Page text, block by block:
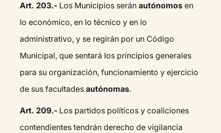
Art. 203.- Los Municipios serán autónomos en
lo económico, en lo técnico y en lo
administrativo, y se regirán por un Código
Municipal, que sentará los principios generales
para su organización, funcionamiento y ejercicio
de sus facultades autónomas.
Art. 209.- Los partidos políticos y coaliciones
contendientes tendrán derecho de vigilancia